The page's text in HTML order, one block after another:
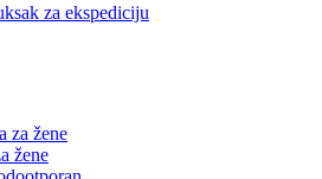
za ekspediciju
žene